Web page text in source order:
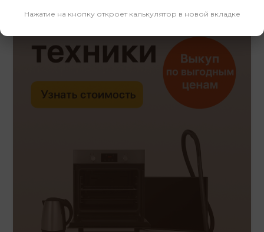
Нажатие на кнопку откроет калькулятор в новой вкладке